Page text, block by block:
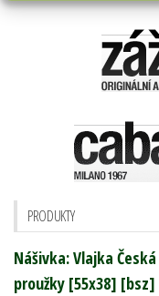
PRODUKTY
Nášivka: Vlajka
proužky [55x38]